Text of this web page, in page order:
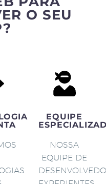
O SEU
EQUIPE
NOSSA
EQUIPE DE